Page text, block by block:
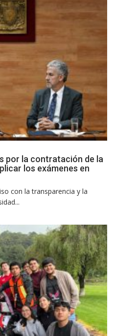
por la contratación de la
los exámenes en
con la transparencia y la